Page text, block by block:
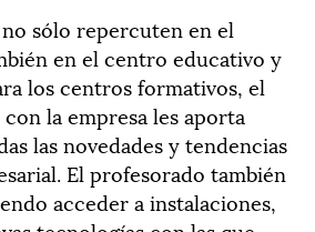
sólo repercuten en el
en el centro educativo y
los centros formativos, el
la empresa les aporta
las novedades y tendencias
El profesorado también
acceder a instalaciones,